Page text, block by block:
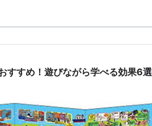
すすめ！遊びながら学べる効果6選